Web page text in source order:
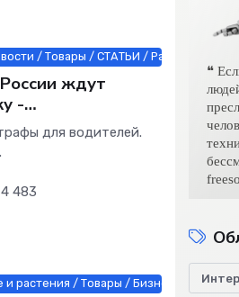
/ Товары / СТАТЬИ / Работа и
ждут
-
для водителей.
4 483
растения / Товары / Бизнес / Строй
❝